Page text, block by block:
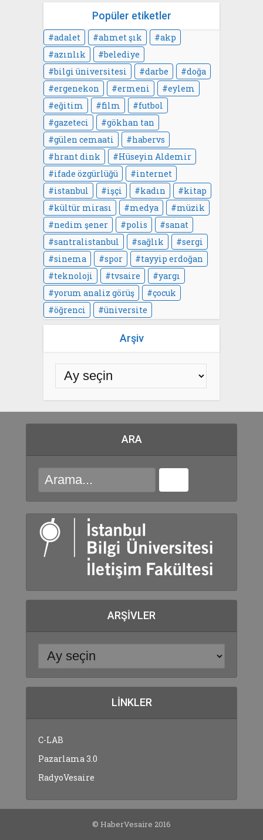
Popüler etiketler
adalet ahmet şık
akp
azınlık
belediye
bilgi üniversitesi
darbe
doğa
ergenekon
ermeni
eylem
eğitim
film
futbol
gazeteci
gökhan tan
gülen cemaati
habervs
hrant dink
Hüseyin Aldemir
ifade özgürlüğü
internet
istanbul
işçi kadın
kitap
kültür mirası
medya
müzik
nedim şener
polis
sanat
santralistanbul
sağlık
sergi
sinema
spor
tayyip erdoğan
teknoloji
tvsaire
yargı
yorum analiz görüş
çocuk
öğrenci
üniversite
Arşiv
ARA
ARŞIVLER
LINKLER
C-LAB
Pazarlama 3.0
RadyoVesaire
© HaberVesaire 2016